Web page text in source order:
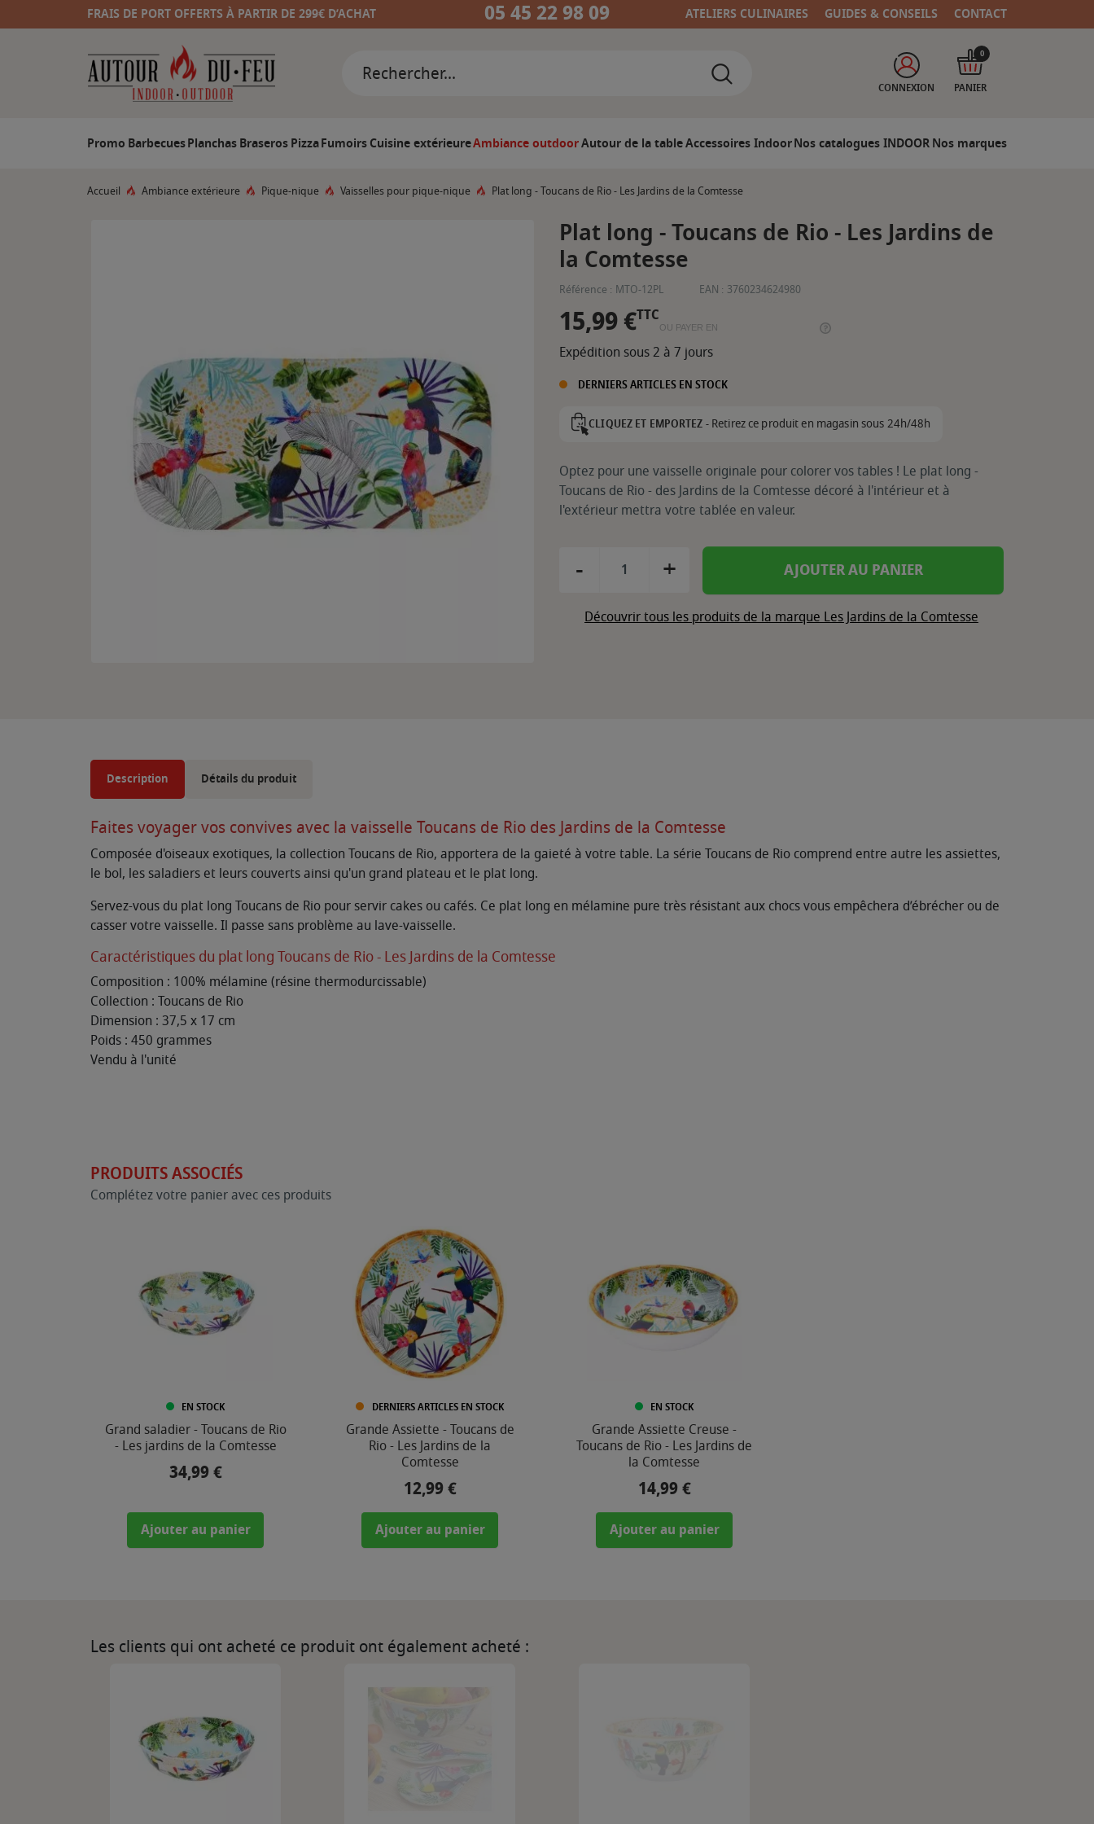
FRAIS DE PORT OFFERTS À PARTIR DE 299€ D’ACHAT 05 45 22 98 09 ATELIERS CULINAIRES GUIDES & CONSEILS CONTACT
CONNEXION PANIER
0
Promo BarbecuesPlanchasBraserosPizzaFumoirsCuisine extérieureAmbiance outdoorAutour de la tableAccessoires IndoorNos catalogues INDOORNos marques
Accueil Ambiance extérieure Pique-nique Vaisselles pour pique-nique Plat long - Toucans de Rio - Les Jardins de la Comtesse
Plat long - Toucans de Rio - Les Jardins de
la Comtesse
Référence : MTO-12PL EAN : 3760234624980
15,99 €TTC
OU PAYER EN
Expédition sous 2 à 7 jours
DERNIERS ARTICLES EN STOCK
CLIQUEZ ET EMPORTEZ -Retirez ce produit en magasin sous 24h/48h
Optez pour une vaisselle originale pour colorer vos tables ! Le plat long -
Toucans de Rio - des Jardins de la Comtesse décoré à l'intérieur et à
l'extérieur mettra votre tablée en valeur.
- + AJOUTER AU PANIER
Découvrir tous les produits de la marque Les Jardins de la Comtesse
Description Détails du produit
Faites voyager vos convives avec la vaisselle Toucans de Rio des Jardins de la Comtesse
Composée d'oiseaux exotiques, la collection Toucans de Rio, apportera de la gaieté à votre table. La série Toucans de Rio comprend entre autre les assiettes,
le bol, les saladiers et leurs couverts ainsi qu'un grand plateau et le plat long.
Servez-vous du plat long Toucans de Rio pour servir cakes ou cafés. Ce plat long en mélamine pure très résistant aux chocs vous empêchera d’ébrécher ou de
casser votre vaisselle. Il passe sans problème au lave-vaisselle.
Caractéristiques du plat long Toucans de Rio - Les Jardins de la Comtesse
Composition : 100% mélamine (résine thermodurcissable)
Collection : Toucans de Rio
Dimension : 37,5 x 17 cm
Poids : 450 grammes
Vendu à l'unité
PRODUITS ASSOCIÉS
Complétez votre panier avec ces produits
EN STOCK
Grand saladier - Toucans de Rio
- Les jardins de la Comtesse
Prix
34,99 €
Ajouter au panier
DERNIERS ARTICLES EN STOCK
Grande Assiette - Toucans de
Rio - Les Jardins de la
Comtesse
Prix
12,99 €
Ajouter au panier
EN STOCK
Grande Assiette Creuse -
Toucans de Rio - Les Jardins de
la Comtesse
Prix
14,99 €
Ajouter au panier
Les clients qui ont acheté ce produit ont également acheté :